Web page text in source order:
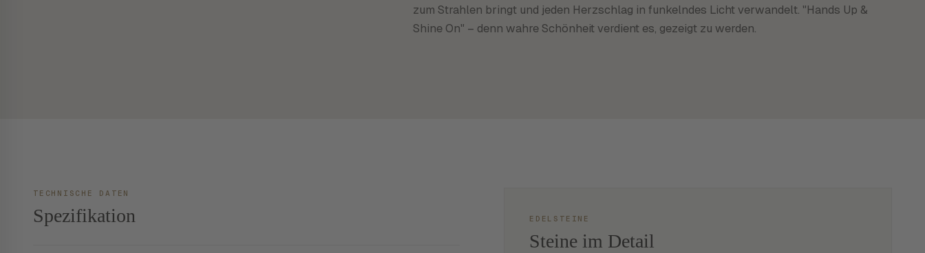
zum Strahlen bringt und jeden Herzschlag in funkelndes Licht verwandelt. "Hands Up &
Shine On" – denn wahre Schönheit verdient es, gezeigt zu werden.
TECHNISCHE DATEN
Spezifikation EDELSTEINE
Steine im Detail